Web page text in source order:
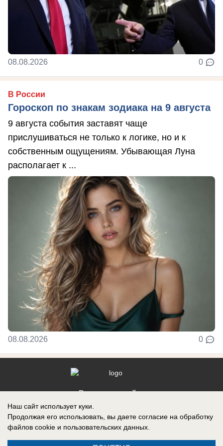
08.08.2026 0
В России
Гороскоп по знакам зодиака на 9 августа
9 августа события заставят чаще
прислушиваться не только к логике, но и к
собственным ощущениям. Убывающая Луна
располагает к ...
08.08.2026 0
Реклама на сайте
Наш сайт использует куки.
Продолжая его использовать, вы даете согласие на обработку
файлов cookie и пользовательских данных.